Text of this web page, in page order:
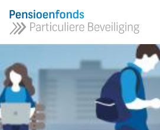
en
naar
inhoud
gaan